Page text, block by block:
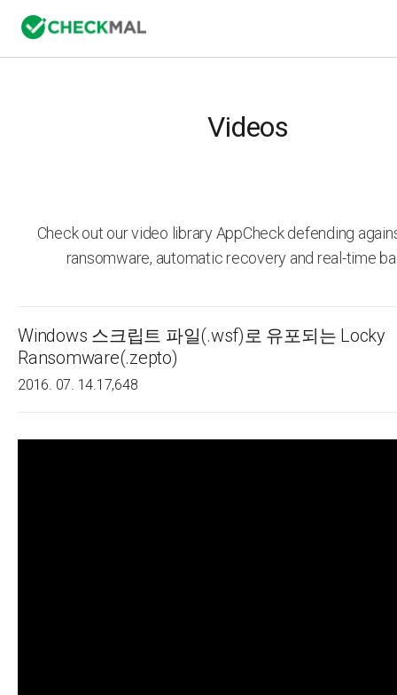
Videos
Check out our video library AppCheck defending
ransomware, automatic recovery and real-time
Windows 스크립트 파일(.wsf)로 유포되는 Locky
Ransomware(.zepto)
2016. 07. 14.17,648